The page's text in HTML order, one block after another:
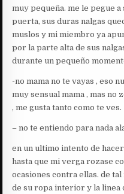
muy pequeña. me le pegue
puerta, sus duras nalgas
muslos y mi miembro ya
por la parte alta de sus
durante un pequeño
-no mama no te vayas , eso
muy sensual mama , mas no
, me gusta tanto como te ves.
– no te entiendo para nada
en un ultimo intento de
hasta que mi verga rozase
ocasiones contra ellas. de
de su ropa interior y la linea